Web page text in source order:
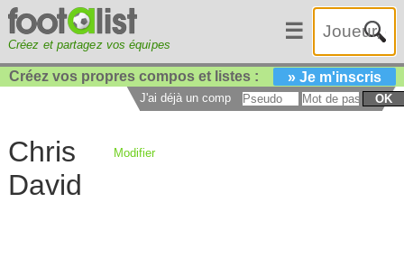
Créez et partagez vos équipes
☰
Créez vos propres compos et listes : » Je m'inscris
J'ai déjà un compte : OK
Chris
David
Modifier